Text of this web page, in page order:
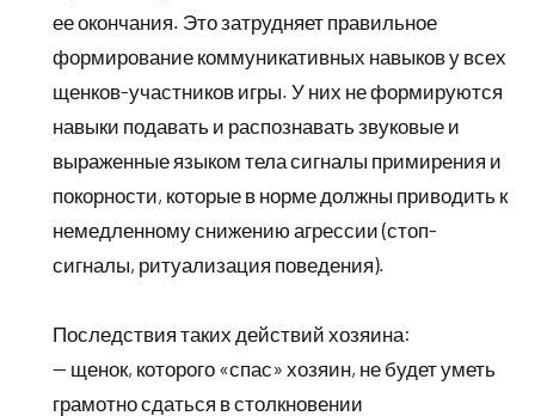
ее окончания. Это затрудняет правильное
формирование коммуникативных навыков у всех
щенков-участников игры. У них не формируются
навыки подавать и распознавать звуковые и
выраженные языком тела сигналы примирения и
покорности, которые в норме должны приводить к
немедленному снижению агрессии (стоп-
сигналы, ритуализация поведения).
Последствия таких действий хозяина:
— щенок, которого «спас» хозяин, не будет уметь
грамотно сдаться в столкновении